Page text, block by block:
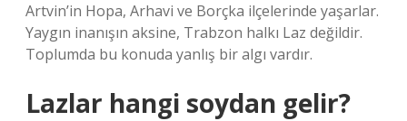
Artvin’in Hopa, Arhavi ve Borçka ilçelerinde yaşarlar.
Yaygın inanışın aksine, Trabzon halkı Laz değildir.
Toplumda bu konuda yanlış bir algı vardır.
Lazlar hangi soydan gelir?